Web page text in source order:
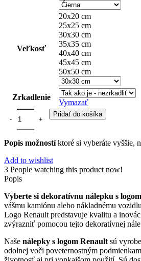
Veľkosť
20x20 cm
25x25 cm
30x30 cm
35x35 cm
40x40 cm
45x45 cm
50x50 cm
Zrkadlenie
Vymazať
Pridať do košíka
Popis možnostíktoré si vyberáte vyššie,
Add to wishlist
3 People watching this product now!
Popis
Vyberte si dekoratívnu nálepku s
vášmu kamiónu alebo nákladnému
Logo Renault predstavuje kvalitu a
zvýrazniť pomocou tejto dekoratívnej
Naše nálepky s logom Renault sú
odolnej voči poveternostným